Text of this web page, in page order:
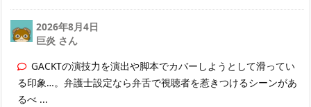
2026年8月4日
巨炎 さん
GACKTの演技力を演出や脚本でカバーしようとして滑ってい
る印象…。弁護士設定なら弁舌で視聴者を惹きつけるシーンがあ
るべ ...